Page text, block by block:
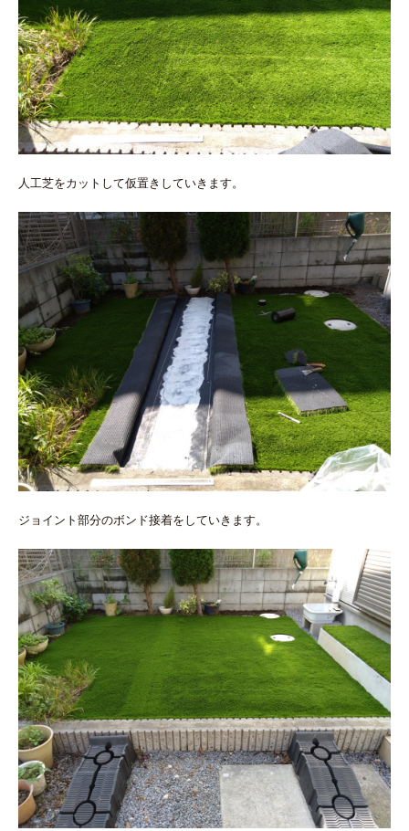
人工芝をカットして仮置きしていきます。
ジョイント部分のボンド接着をしていきます。